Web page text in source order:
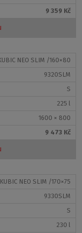
9 359 Kč
NEO SLIM /160×80
9320SLM
S
225 l
1600 × 800
9 473 Kč
KUBIC NEO SLIM /170×75
9330SLM
S
230 l
mít téměř
nečistoty a
stálost.
, který
na našeme-